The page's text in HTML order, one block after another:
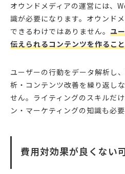
オウンドメディアの運営には、
識が必要になります。オウンド
できるわけではありません。 ユ
伝えられるコンテンツを作るこ
ユーザーの行動をデータ解析し
析・コンテンツ改善を繰り返し
せん。ライティングのスキルだ
ン・マーケティングの知識も必要
費用対効果が良くない